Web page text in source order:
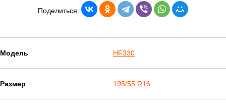
Поделиться:
Модель HF330
Размер 195/55 R16